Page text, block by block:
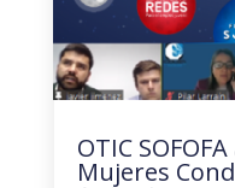
OTIC
Mujeres